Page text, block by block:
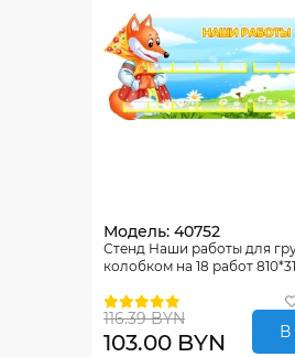
Модель: 40752
Стенд Наши работы для
колобком на 18 работ
116.39 BYN
103.00 BYN В